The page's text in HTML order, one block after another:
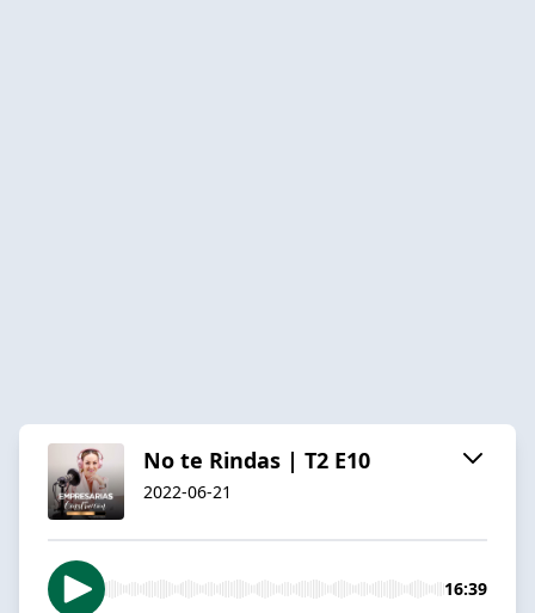
No te Rindas | T2 E10
2022-06-21
16:39